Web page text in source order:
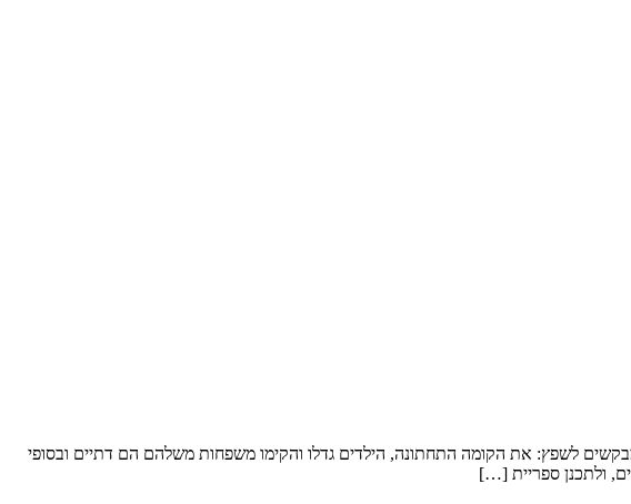
שמארח את 4 הילדים ובני משפחותיהם כל סופ”ש. שטח הדירה: כ- 250 מ”ר וחצר “פטיו” מבקשים לשפץ: את הקומה התחתונה, הילדים גדלו והקימו משפחות משלהם הם דתיים ובסופי
ולתכנן ספריית […]